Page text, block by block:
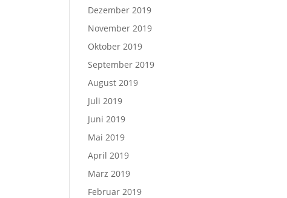
Dezember 2019
November 2019
Oktober 2019
September 2019
August 2019
Juli 2019
Juni 2019
Mai 2019
April 2019
März 2019
Februar 2019